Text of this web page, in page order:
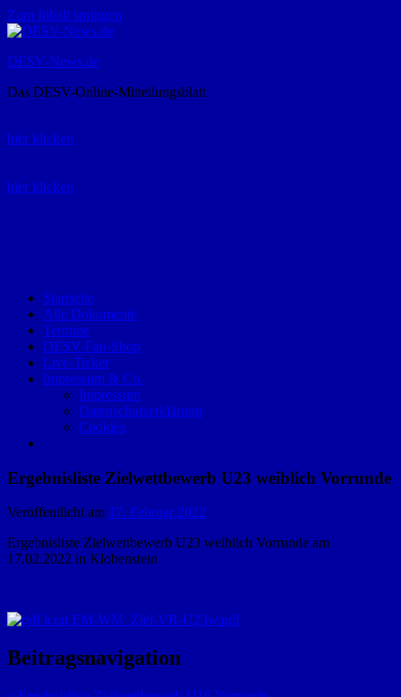
Zum Inhalt springen
DESV-News.de
Das DESV-Online-Mitteilungsblatt
hier klicken
hier klicken
Startseite
Alle Dokumente
Termine
DESV-Fan-Shop
Live-Ticker
Impressum & Co.
Impressum
Datenschutzerklärung
Cookies
Ergebnisliste Zielwettbewerb U23 weiblich Vorrunde
Veröffentlicht am 17. Februar 2022
Ergebnisliste Zielwettbewerb U23 weiblich Vorrunde am
17.02.2022 in Klobenstein
EM-WM_Ziel-VR-U23w.pdf
Beitragsnavigation